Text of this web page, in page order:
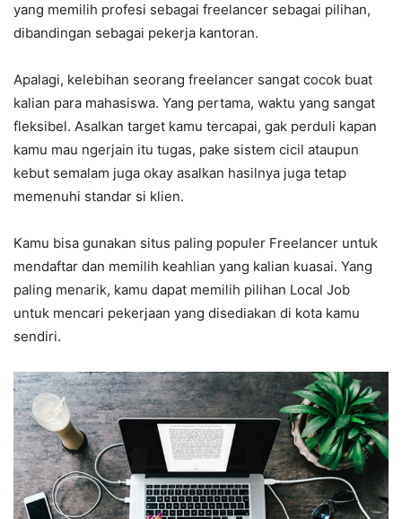
yang memilih profesi sebagai freelancer sebagai pilihan,
dibandingan sebagai pekerja kantoran.
Apalagi, kelebihan seorang freelancer sangat cocok buat
kalian para mahasiswa. Yang pertama, waktu yang sangat
fleksibel. Asalkan target kamu tercapai, gak perduli kapan
kamu mau ngerjain itu tugas, pake sistem cicil ataupun
kebut semalam juga okay asalkan hasilnya juga tetap
memenuhi standar si klien.
Kamu bisa gunakan situs paling populer Freelancer untuk
mendaftar dan memilih keahlian yang kalian kuasai. Yang
paling menarik, kamu dapat memilih pilihan Local Job
untuk mencari pekerjaan yang disediakan di kota kamu
sendiri.